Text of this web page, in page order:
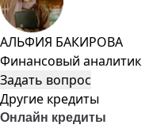
АЛЬФИЯ БАКИРОВА
Финансовый аналитик
Задать вопрос
Другие кредиты
Онлайн кредиты